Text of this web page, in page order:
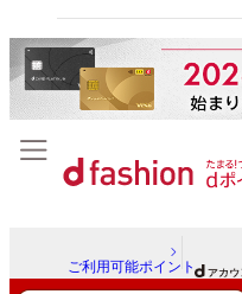
ご利用可能ポイント